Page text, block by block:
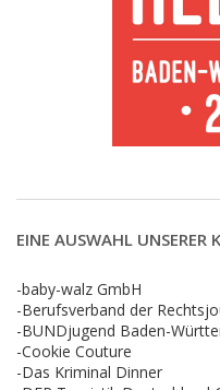
EINE AUSWAHL UNSERER
-baby-walz GmbH
-Berufsverband der
-BUNDjugend Baden-
-Cookie Couture
-Das Kriminal Dinner